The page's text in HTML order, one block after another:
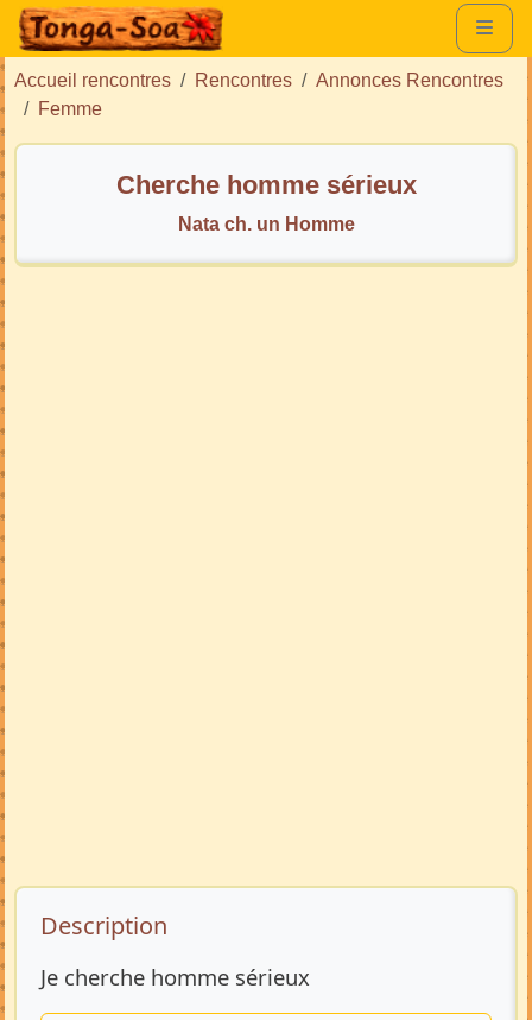
Accueil rencontres Rencontres
Annonces Rencontres
Femme
Cherche homme sérieux
Nata ch. un Homme
Description de l’annonce
Description
Je cherche homme sérieux